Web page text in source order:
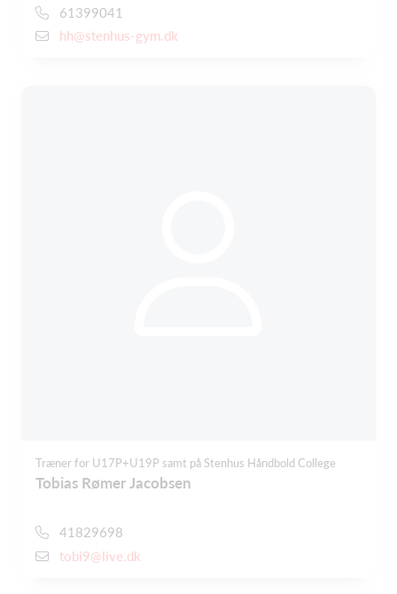
61399041
hh@stenhus-gym.dk
Træner for U17P+U19P samt på Stenhus Håndbold College
Tobias Rømer Jacobsen
41829698
tobi9@live.dk